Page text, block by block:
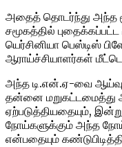
அதைத் தொடர்ந்து அந்த
சமூகத்தில்
யெர்சினியா பெஸ்டிஸ்
ஆராய்ச்சியாளர்கள்
அந்த டி.என்.ஏ-வை
தன்னை மறுகட்டமைத்து
ஏற்படுத்தியதையும்,
நோய்களுக்கும் அந்த
என்பதையும்